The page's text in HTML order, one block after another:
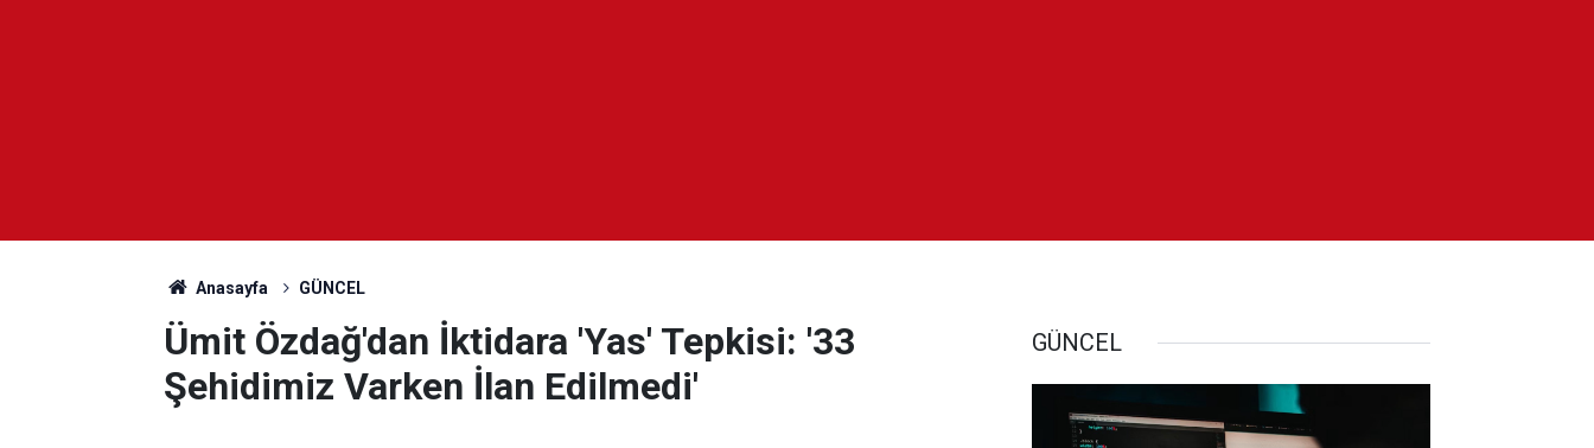
Anasayfa GÜNCEL
Ümit Özdağ'dan İktidara 'Yas' Tepkisi: '33
Şehidimiz Varken İlan Edilmedi'
GÜNCEL